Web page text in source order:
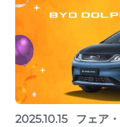
2025.10.15 フェア